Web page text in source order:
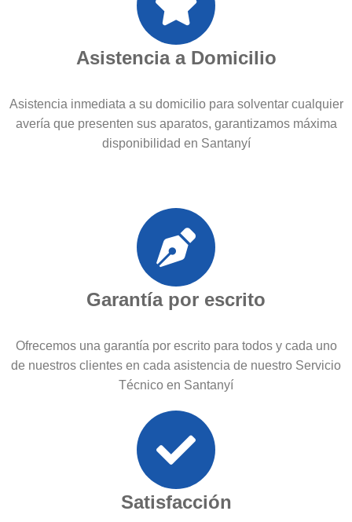
Asistencia a Domicilio
Asistencia inmediata a su domicilio para solventar cualquier
avería que presenten sus aparatos, garantizamos máxima
disponibilidad en Santanyí
Garantía por escrito
Ofrecemos una garantía por escrito para todos y cada uno
de nuestros clientes en cada asistencia de nuestro Servicio
Técnico en Santanyí
Satisfacción